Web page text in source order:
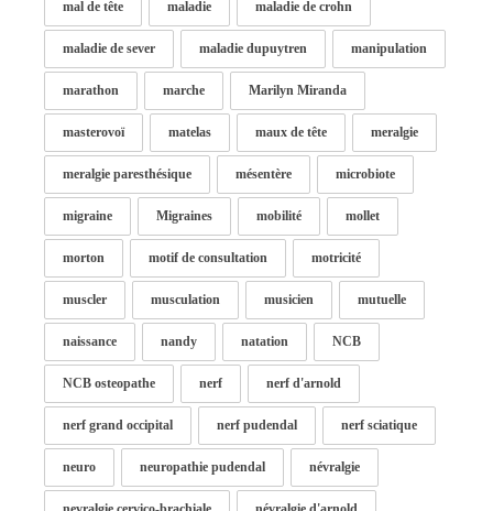
mal de tête maladie maladie de crohn
maladie de sever maladie dupuytren manipulation
marathon marche Marilyn Miranda
masterovoï matelas maux de tête meralgie
meralgie paresthésique mésentère microbiote
migraine Migraines mobilité mollet
morton motif de consultation motricité
muscler musculation musicien mutuelle
naissance nandy natation NCB
NCB osteopathe nerf nerf d'arnold
nerf grand occipital nerf pudendal nerf sciatique
neuro neuropathie pudendal névralgie